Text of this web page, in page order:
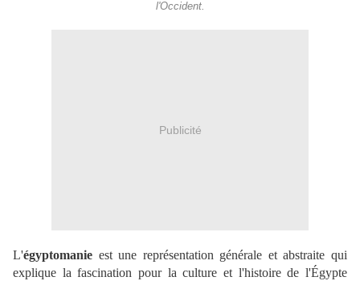
l'Occident.
Publicité
L'égyptomanie est une représentation générale et abstraite qui
explique la fascination pour la culture et l'histoire de l'Égypte